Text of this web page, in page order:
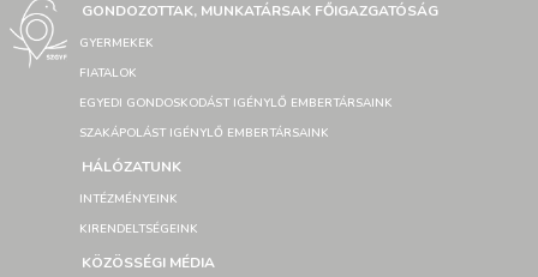
GONDOZOTTAK, MUNKATÁRSAK FŐIGAZGATÓSÁG
GYERMEKEK
FIATALOK
EGYEDI GONDOSKODÁST IGÉNYLŐ EMBERTÁRSAINK
SZAKÁPOLÁST IGÉNYLŐ EMBERTÁRSAINK
HÁLÓZATUNK
INTÉZMÉNYEINK
KIRENDELTSÉGEINK
KÖZÖSSÉGI MÉDIA